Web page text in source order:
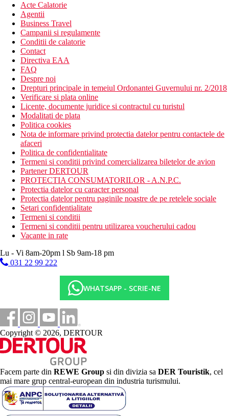
Acte Calatorie
Agentii
Business Travel
Campanii si regulamente
Conditii de calatorie
Contact
Directiva EAA
FAQ
Despre noi
Drepturi principale in temeiul Ordonantei Guvernului nr. 2/2018
Verificare si plata online
Licente, documente juridice si contractul cu turistul
Modalitati de plata
Politica cookies
Nota de informare privind protectia datelor pentru contactele de
afaceri
Politica de confidentialitate
Termeni si conditii privind comercializarea biletelor de avion
Partener DERTOUR
PROTECTIA CONSUMATORILOR - A.N.P.C.
Protectia datelor cu caracter personal
Protectia datelor pentru paginile noastre de pe retelele sociale
Setari confidentialitate
Termeni si conditii
Termeni si conditii pentru utilizarea voucherului cadou
Vacante in rate
Lu - Vi 8am-20pm l Sb 9am-18 pm
031 22 99 222
WHATSAPP - SCRIE-NE
Copyright © 2026, DERTOUR
Facem parte din REWE Group si din divizia sa DER Touristik, cel
mai mare grup central-european din industria turismului.